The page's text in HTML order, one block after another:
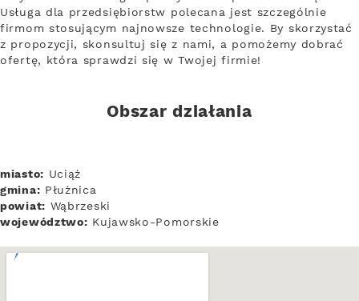
Usługa dla przedsiębiorstw polecana jest szczególnie
firmom stosującym najnowsze technologie. By skorzystać
z propozycji, skonsultuj się z nami, a pomożemy dobrać
ofertę, która sprawdzi się w Twojej firmie!
Obszar działania
miasto: Uciąż
gmina: Płużnica
powiat: Wąbrzeski
województwo: Kujawsko-Pomorskie